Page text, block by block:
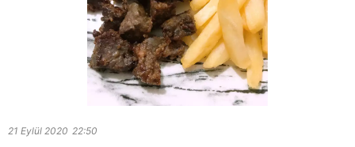
21 Eylül 2020 22:50